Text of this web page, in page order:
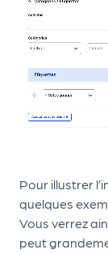
Pour illustrer
quelques
Vous verrez
peut
se
rvi
ce
L
e
k